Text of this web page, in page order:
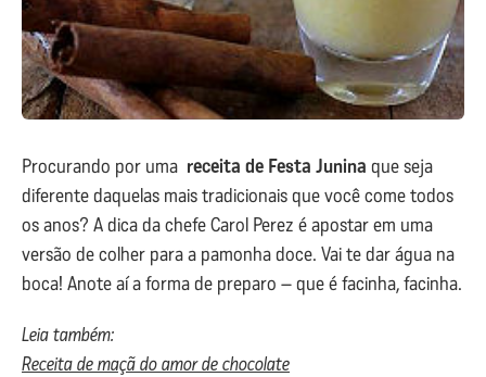
Procurando por uma receita de Festa Junina que seja
diferente daquelas mais tradicionais que você come todos
os anos? A dica da chefe Carol Perez é apostar em uma
versão de colher para a pamonha doce. Vai te dar água na
boca! Anote aí a forma de preparo – que é facinha, facinha.
Leia também:
Receita de maçã do amor de chocolate